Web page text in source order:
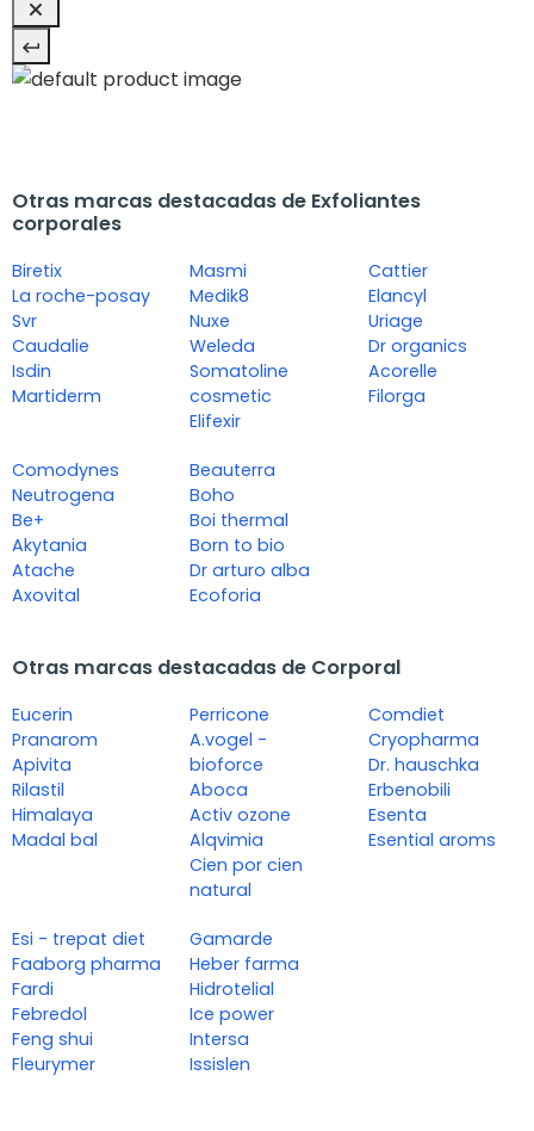
Otras marcas destacadas de Exfoliantes
corporales
Biretix
La roche-posay
Svr
Caudalie
Isdin
Martiderm
Masmi
Medik8
Nuxe
Weleda
Somatoline
cosmetic
Elifexir
Cattier
Elancyl
Uriage
Dr organics
Acorelle
Filorga
Comodynes
Neutrogena
Be+
Akytania
Atache
Axovital
Beauterra
Boho
Boi thermal
Born to bio
Dr arturo alba
Ecoforia
Otras marcas destacadas de Corporal
Eucerin
Pranarom
Apivita
Rilastil
Himalaya
Madal bal
Perricone
A.vogel -
bioforce
Aboca
Activ ozone
Alqvimia
Cien por cien
natural
Comdiet
Cryopharma
Dr. hauschka
Erbenobili
Esenta
Esential aroms
Esi - trepat diet
Faaborg pharma
Fardi
Febredol
Feng shui
Fleurymer
Gamarde
Heber farma
Hidrotelial
Ice power
Intersa
Issislen